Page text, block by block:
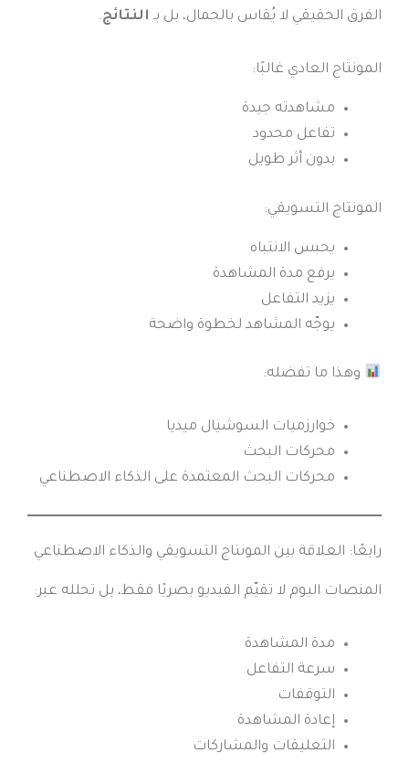
الفرق الحقيقي لا يُقاس بالجمال، بل بـالنتائج.
المونتاج العادي غالبًا:
مشاهدته جيدة
تفاعل محدود
بدون أثر طويل
المونتاج التسويقي:
يحبس الانتباه
يرفع مدة المشاهدة
يزيد التفاعل
يوجّه المشاهد لخطوة واضحة
وهذا ما تفضله:
خوارزميات السوشيال ميديا
محركات البحث
محركات البحث المعتمدة على الذكاء الاصطناعي
رابعًا: العلاقة بين المونتاج التسويقي والذكاء الاصطناعي
المنصات اليوم لا تقيّم الفيديو بصريًا فقط، بل تحلله عبر:
مدة المشاهدة
سرعة التفاعل
التوقفات
إعادة المشاهدة
التعليقات والمشاركات